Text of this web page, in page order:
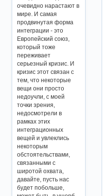
очевидно нарастают в
мире. И самая
продвинутая форма
интеграции - это
Европейский союз,
который тоже
переживает
серьезный кризис. И
кризис этот связан с
тем, что некоторые
вещи они просто
недоучли, с моей
точки зрения,
недосмотрели в
рамках этих
интеграционных
вещей и увлеклись
некоторым
обстоятельствами,
связанными с
широтой охвата,
давайте, пусть нас
будет побольше,